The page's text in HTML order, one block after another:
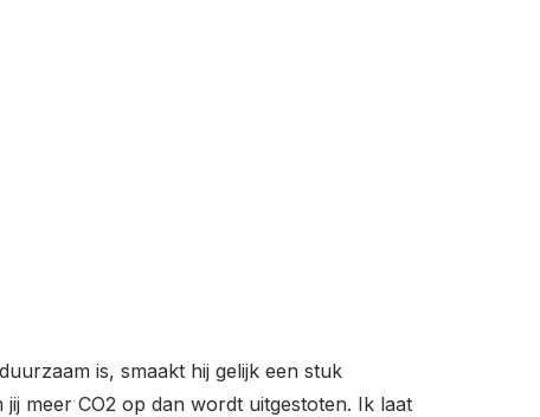
is, smaakt hij gelijk een stuk
jij meer CO2 op dan wordt uitgestoten. Ik laat